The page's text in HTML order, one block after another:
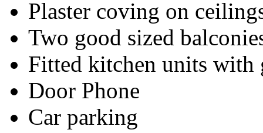
Plaster coving on
Two good sized
Fitted kitchen units with
Door Phone
Car parking